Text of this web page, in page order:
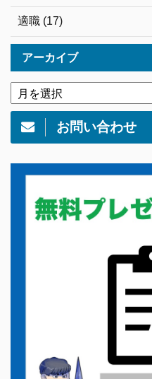
適職 (17)
アーカイブ
お問い合わせ